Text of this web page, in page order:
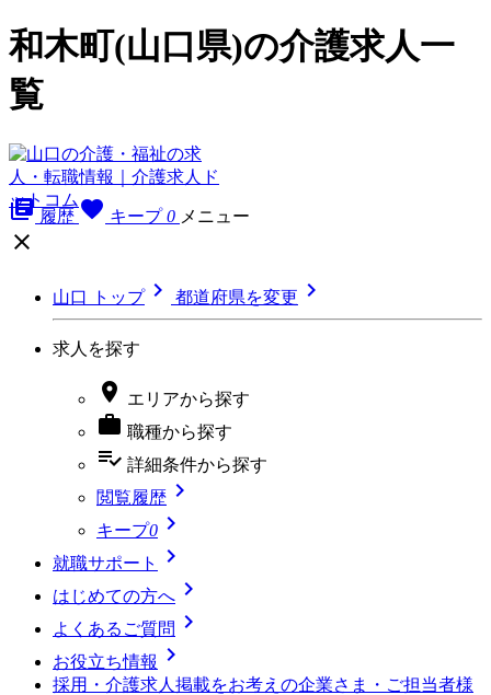
和木町(山口県)の介護求人一
覧
library_books 履歴 favorite キープ 0 メニュー

山口 トップ 都道府県を変更 
求人を探す
 エリアから探す
 職種から探す
playlist_add_check 詳細条件から探す
閲覧履歴 
キープ0 
就職サポート 
はじめての方へ 
よくあるご質問 
お役立ち情報 
採用・介護求人掲載をお考えの企業さま・ご担当者様